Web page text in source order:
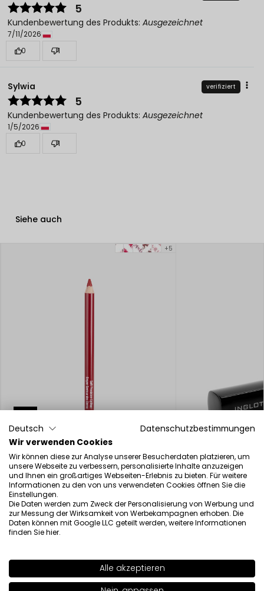
SHADE 41 >
5
Kundenbewertung des Produkts: Ausgezeichnet
7/11/2026
0
1
Sylwia verifiziert
5
Kundenbewertung des Produkts: Ausgezeichnet
1/5/2026
0
1
Siehe auch
+5
-75%
Soft Precision Lipliner
12.50€3.13€
Lippenstift Matte
19.00€
Schönheit inspiriert von Wissenschaft
Deutsch
Datenschutzbestimmungen
Wir verwenden Cookies
Wir können diese zur Analyse unserer Besucherdaten platzieren, um
unsere Webseite zu verbessern, personalisierte Inhalte anzuzeigen
und Ihnen ein großartiges Webseiten-Erlebnis zu bieten. Für weitere
Informationen zu den von uns verwendeten Cookies öffnen Sie die
Einstellungen.
Die Daten werden zum Zweck der Personalisierung von Werbung und
zur Messung der Wirksamkeit von Werbekampagnen erhoben. Die
Daten können mit Google LLC geteilt werden, weitere Informationen
finden Siehier.
Alle akzeptieren